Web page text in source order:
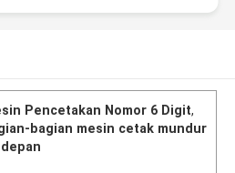
Pencetakan Nomor 6 Digit,
bagian mesin cetak mundur